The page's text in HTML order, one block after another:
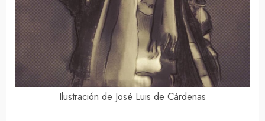
Ilustración de José Luis de Cárdenas